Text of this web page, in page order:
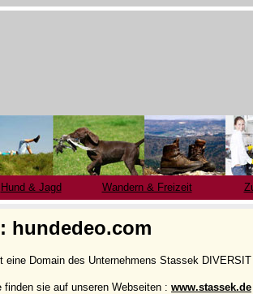
Hund & Jagd Wandern & Freizeit
hundedeo.com
eine Domain des Unternehmens Stassek
finden sie auf unseren Webseiten : www.stassek.de